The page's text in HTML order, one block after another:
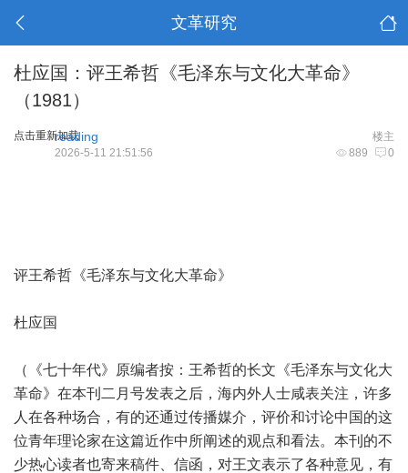
文革研究
杜应国：评王希哲《毛泽东与文化大革命》
（1981）
点击重新加载 楼主
reading
889 0
2026-5-11 21:51:56
评王希哲《毛泽东与文化大革命》
杜应国
（《七十年代》原编者按：王希哲的长文《毛泽东与文化大
革命》在本刊二月号发表之后，海内外人士咸表关注，许多
人在各种场合，有的还通过传播媒介，评价和讨论中国的这
位青年理论家在这篇近作中所阐述的观点和看法。本刊的不
少热心读者也寄来稿件、信函，对王文表示了各种意见，有